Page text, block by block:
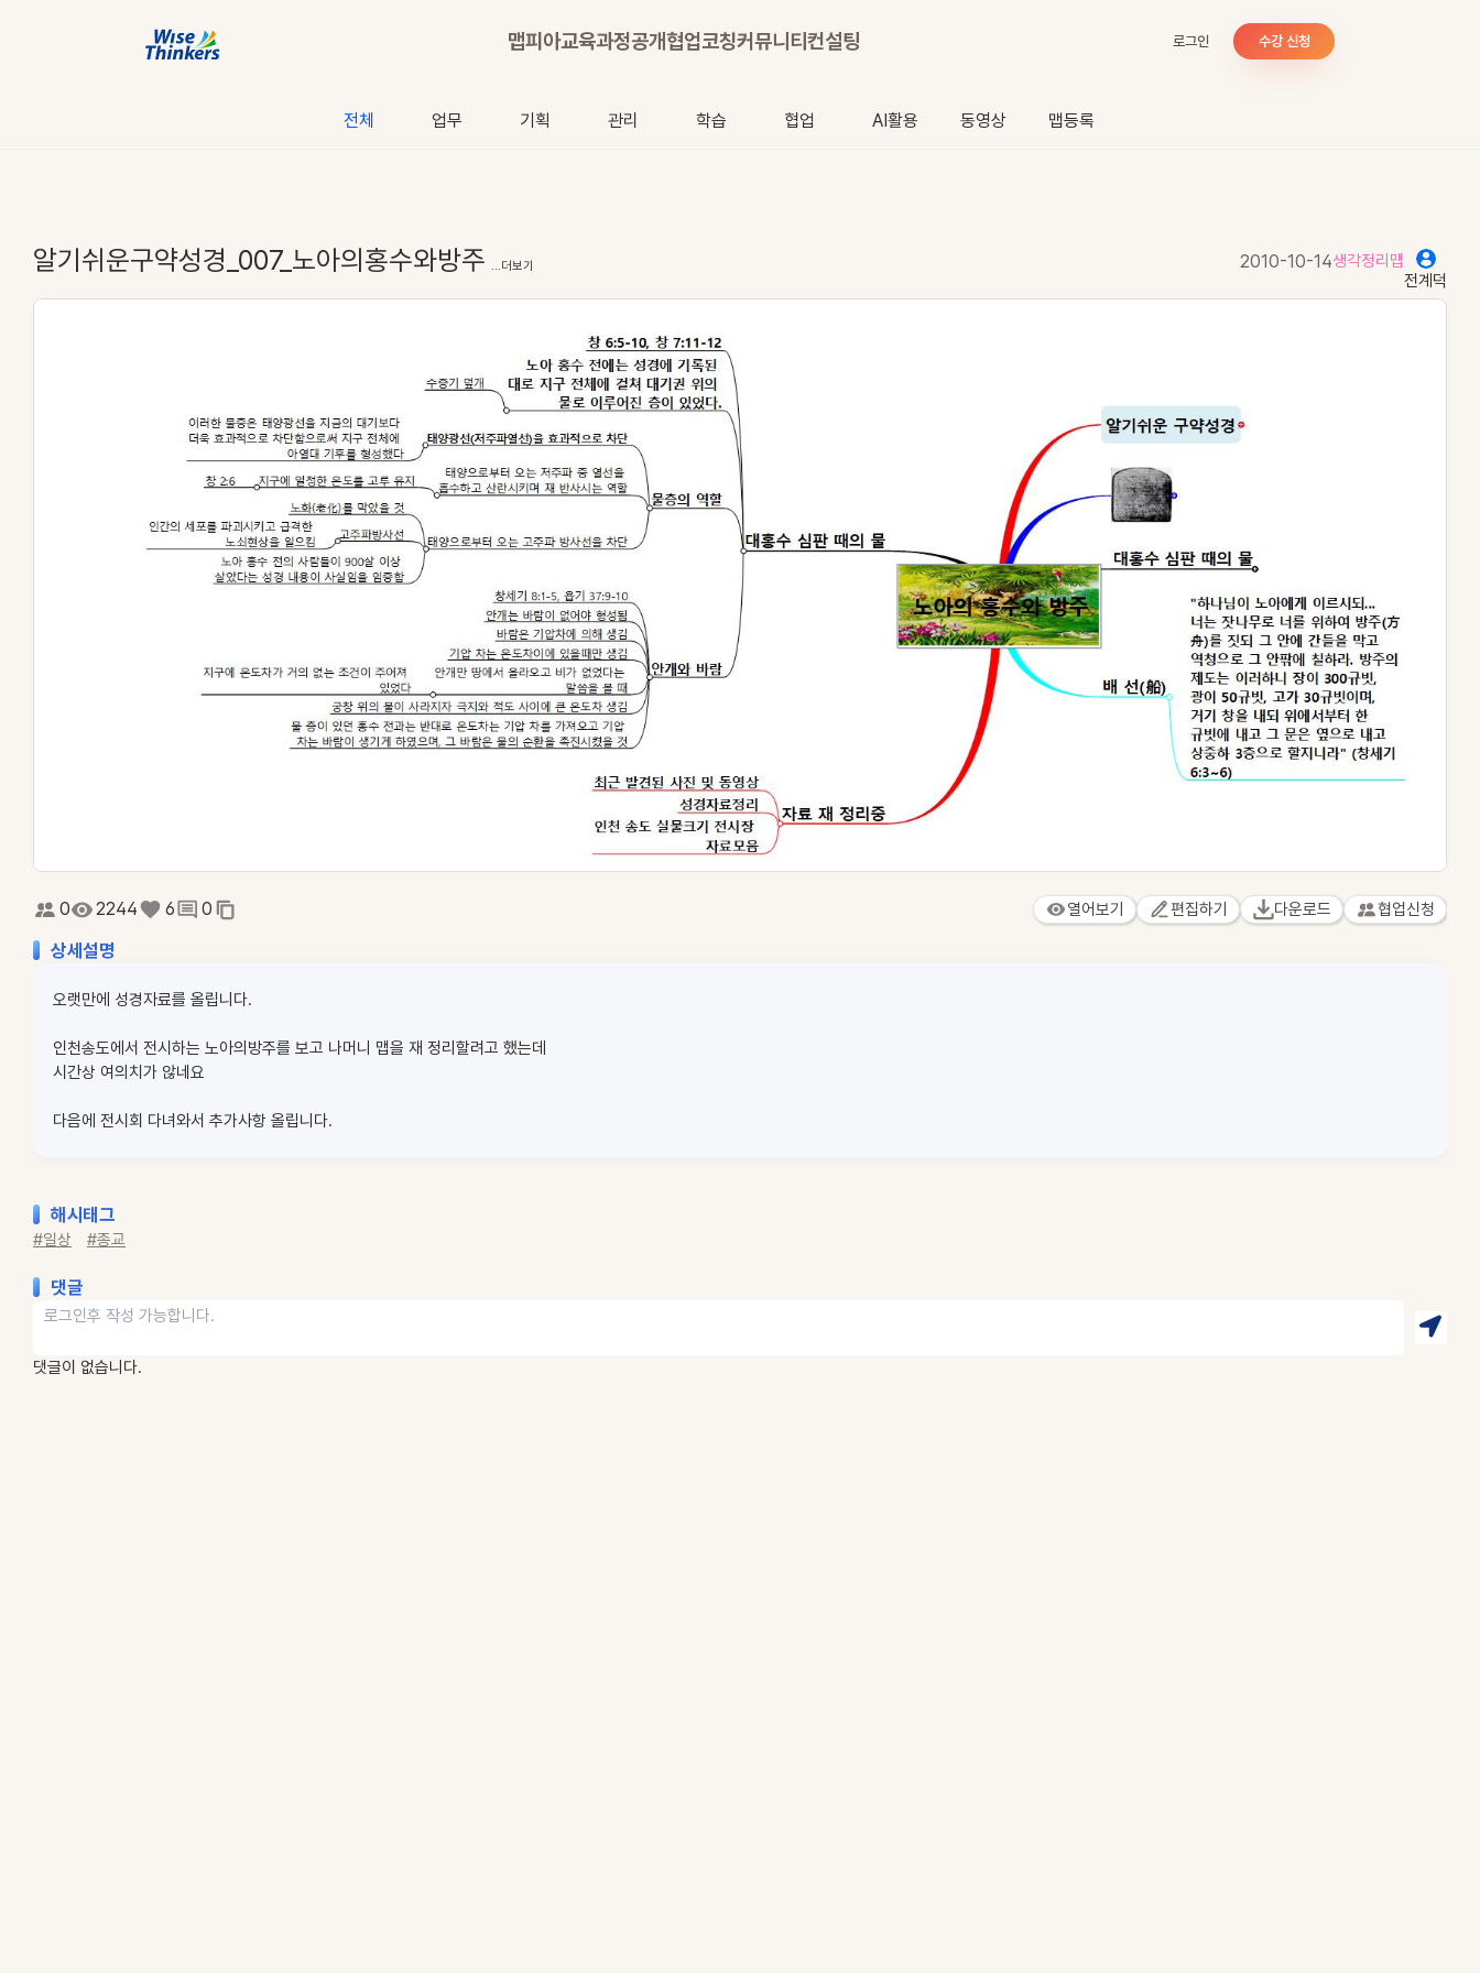
맵피아교육과정공개협업코칭커뮤니티컨설팅 로그인 수강 신청
전체 업무 기획 관리 학습 협업 AI활용 동영상 맵등록
알기쉬운구약성경_007_노아의홍수와방주 ...더보기 2010-10-14생각정리맵
전계덕
0 2244 6 0 열어보기 편집하기 다운로드 협업신청
상세설명
오랫만에 성경자료를 올립니다.
인천송도에서 전시하는 노아의방주를 보고 나머니 맵을 재 정리할려고 했는데
시간상 여의치가 않네요
다음에 전시회 다녀와서 추가사항 올립니다.
해시태그
#일상 #종교
댓글
댓글이 없습니다.